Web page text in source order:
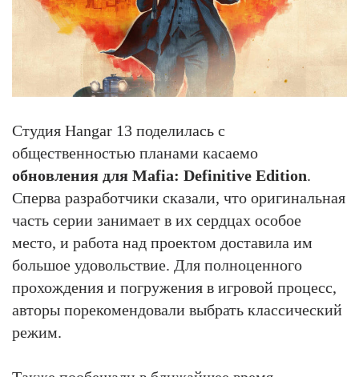
Студия Hangar 13 поделилась с
общественностью планами касаемо
обновления для Mafia: Definitive Edition.
Сперва разработчики сказали, что оригинальная
часть серии занимает в их сердцах особое
место, и работа над проектом доставила им
большое удовольствие. Для полноценного
прохождения и погружения в игровой процесс,
авторы порекомендовали выбрать классический
режим.